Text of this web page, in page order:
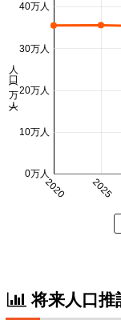
2020 2025
0万人
10万人
20万人
30万人
40万人
人口 (万人)
将来人口推